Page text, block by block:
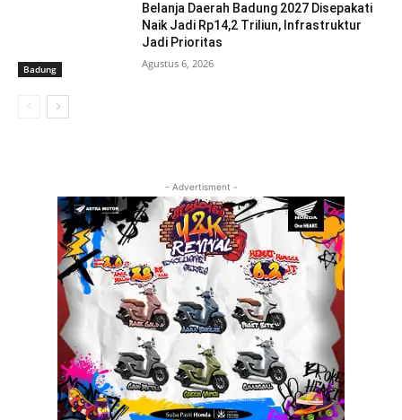
Badung
Belanja Daerah Badung 2027 Disepakati
Naik Jadi Rp14,2 Triliun, Infrastruktur
Jadi Prioritas
Agustus 6, 2026
- Advertisment -